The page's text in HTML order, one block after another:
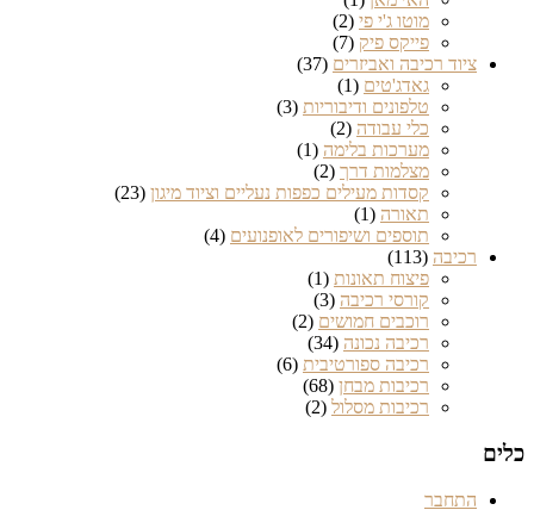
מוטו ג'י פי (2)
פייקס פיק (7)
ציוד רכיבה ואביזרים (37)
גאדג'טים (1)
טלפונים ודיבוריות (3)
כלי עבודה (2)
מערכות בלימה (1)
מצלמות דרך (2)
קסדות מעילים כפפות נעליים וציוד מיגון (23)
תאורה (1)
תוספים ושיפורים לאופנועים (4)
רכיבה (113)
פיצוח תאונות (1)
קורסי רכיבה (3)
רוכבים חמושים (2)
רכיבה נכונה (34)
רכיבה ספורטיבית (6)
רכיבות מבחן (68)
רכיבות מסלול (2)
כלים
התחבר